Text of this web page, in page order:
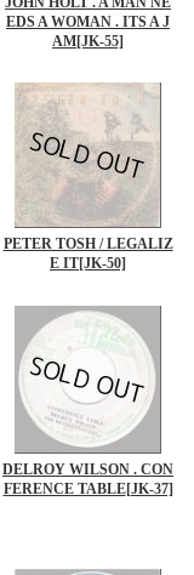
EDS A WOMAN . ITS A J
AM[JK-55]
PETER TOSH / LEGALIZ
E IT[JK-50]
DELROY WILSON . CON
FERENCE TABLE[JK-37]